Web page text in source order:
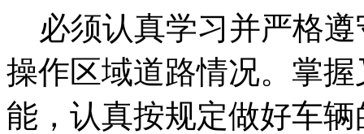
必须认真学习并严格遵
操作区域道路情况。掌
能，认真按规定做好车